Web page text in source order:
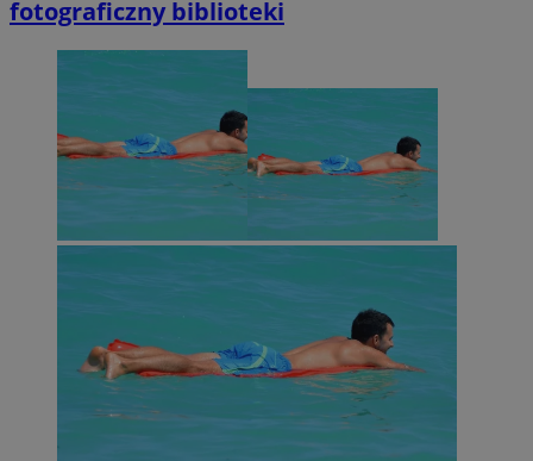
fotograficzny biblioteki